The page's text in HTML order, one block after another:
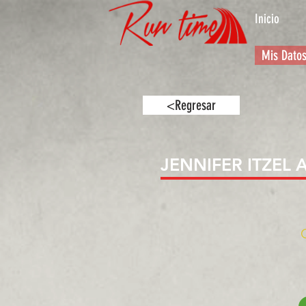
Inicio
Mis Datos
<Regresar
JENNIFER ITZEL